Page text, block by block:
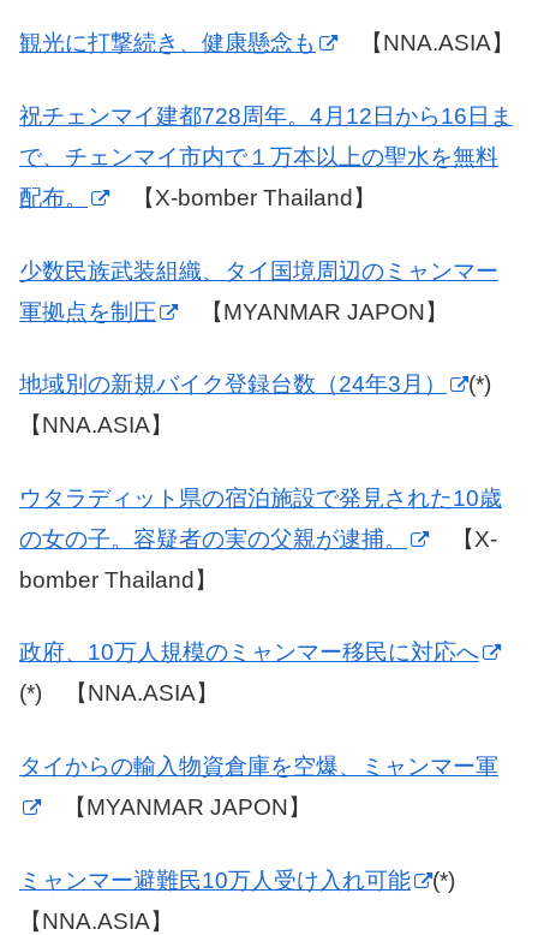
観光に打撃続き、健康懸念も 【NNA.ASIA】
祝チェンマイ建都728周年。4月12日から16日ま
で、チェンマイ市内で１万本以上の聖水を無料
配布。
【X-bomber Thailand】
少数民族武装組織、タイ国境周辺のミャンマー
軍拠点を制圧
【MYANMAR JAPON】
地域別の新規バイク登録台数（24年3月）
(*)
【NNA.ASIA】
ウタラディット県の宿泊施設で発見された10歳
の女の子。容疑者の実の父親が逮捕。
【X-
bomber Thailand】
政府、10万人規模のミャンマー移民に対応へ
(*) 【NNA.ASIA】
タイからの輸入物資倉庫を空爆、ミャンマー軍
【MYANMAR JAPON】
ミャンマー避難民10万人受け入れ可能
(*)
【NNA.ASIA】